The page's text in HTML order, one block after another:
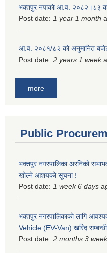
भक्तपुर नपाको आ.व. २०८२।८३
Post date: 1 year 1 month
आ.व. २०८१/८२ को अनुमानित
Post date: 2 years 1 week
more
Public
भक्तपुर नगरपालिका अरनिको
खोल्ने आशयको सूचना !
Post date: 1 week 6 days
भक्तपुर नगरपालिकाकाे लागि
Vehicle (EV-Van) खरिद
Post date: 2 months 3